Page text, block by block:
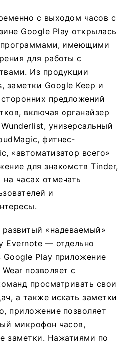
с выходом часов с
Google Play открылась
программами, имеющими
для работы с
Из продукции
заметки Google Keep и
предложений
включая органайзер
универсальный
фитнес-
«автоматизатор всего»
для знакомств Tinder,
часах отмечать
и
«надеваемый»
Evernote — отдельно
Google Play приложение
позволяет с
просматривать свои
а также искать заметки
приложение позволяет
микрофон часов,
заметки. Нажатиями по